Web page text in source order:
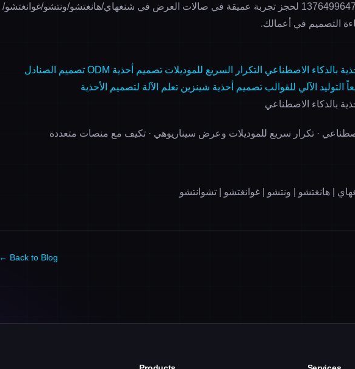
لحجز تجربة عميقة في صالات العرض في شنغهاي/هانغتشو/ونتشو/غوانغتشو/
التصميم في أعمالك.
التكرار السريع للموديلات تصميم أحذية ODM
تصميم الصنادل
التوليد الآلي للقوالب تصميم أحذية شينزين تعلم الآلة لتصميم الأحذية
· تكرار سريع للموديلات وعرض سيناريوهي · تكيف مع منصات متعددة
| هانغتشو | ونتشو | غوانغتشو | تشوانتشو
← Back to Blog